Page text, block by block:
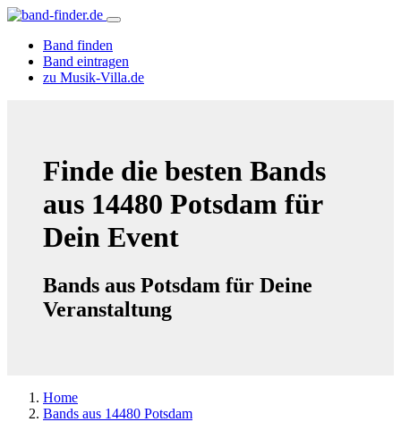
Band finden
Band eintragen
zu Musik-Villa.de
Finde die besten Bands
aus 14480 Potsdam für
Dein Event
Bands aus Potsdam für Deine
Veranstaltung
Home
Bands aus 14480 Potsdam